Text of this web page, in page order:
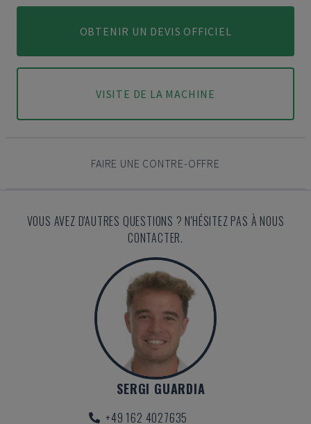
OBTENIR UN DEVIS OFFICIEL
VISITE DE LA MACHINE
FAIRE UNE CONTRE-OFFRE
VOUS AVEZ D'AUTRES QUESTIONS ? N'HÉSITEZ PAS À NOUS
CONTACTER.
SERGI GUARDIA
+49 162 4027635